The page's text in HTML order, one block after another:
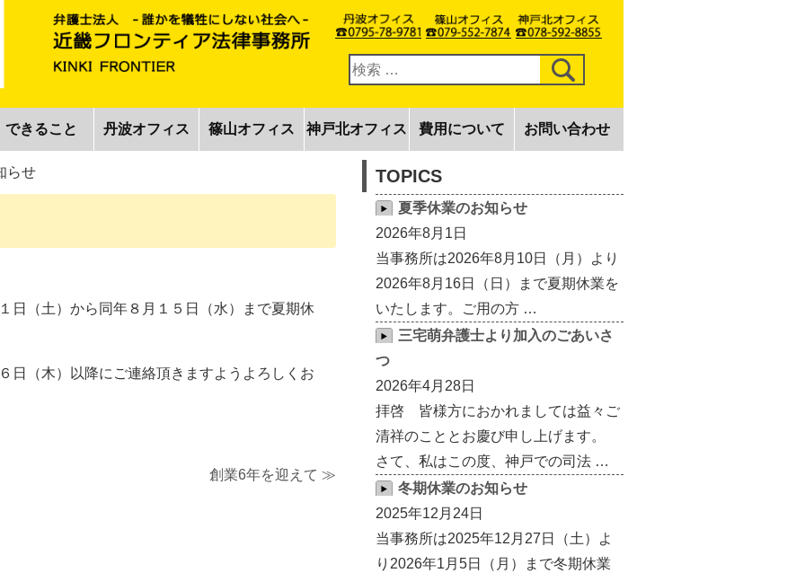
できること 丹波オフィス 篠山オフィス 神戸北オフィス 費用について お問い合わせ
らせ
日（土）から同年８月１５日（水）まで夏期休
日（木）以降にご連絡頂きますようよろしくお
創業6年を迎えて≫
TOPICS
夏季休業のお知らせ
2026年8月1日
当事務所は2026年8月10日（月）より
2026年8月16日（日）まで夏期休業を
いたします。ご用の方 …
三宅萌弁護士より加入のごあいさ
つ
2026年4月28日
拝啓 皆様方におかれましては益々ご
清祥のこととお慶び申し上げます。
さて、私はこの度、神戸での司法 …
冬期休業のお知らせ
2025年12月24日
当事務所は2025年12月27日（土）よ
り2026年1月5日（月）まで冬期休業